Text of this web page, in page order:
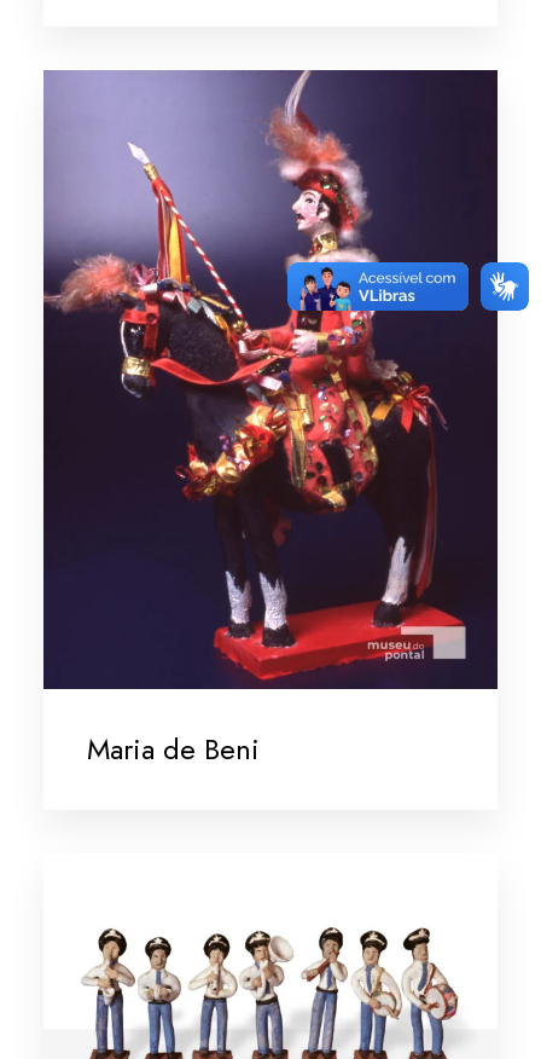
Maria de Beni